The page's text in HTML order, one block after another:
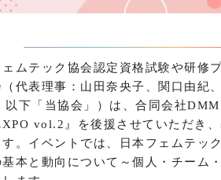
ムテック協会認定資格試験や研修
代表理事：山田奈央子、関口由紀
下「当協会」）は、合同会社
vol.2』を後援させていただき
。イベントでは、日本フェムテッ
本と動向について～個人・チーム